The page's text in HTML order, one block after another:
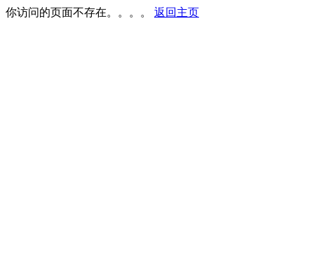
你访问的页面不存在。。。。 返回主页